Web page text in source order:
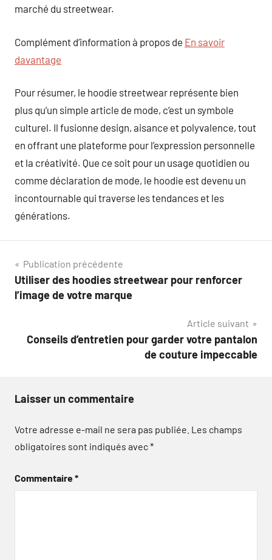
marché du streetwear.
Complément d’information à propos de En savoir
davantage
Pour résumer, le hoodie streetwear représente bien
plus qu’un simple article de mode, c’est un symbole
culturel. Il fusionne design, aisance et polyvalence, tout
en offrant une plateforme pour l’expression personnelle
et la créativité. Que ce soit pour un usage quotidien ou
comme déclaration de mode, le hoodie est devenu un
incontournable qui traverse les tendances et les
générations.
Navigation
de
Publication précédente
Utiliser des hoodies streetwear pour renforcer
l’image de votre marque
Article suivant
Conseils d’entretien pour garder votre pantalon
de couture impeccable
Laisser un commentaire
Votre adresse e-mail ne sera pas publiée. Les champs
obligatoires sont indiqués avec*
Commentaire*